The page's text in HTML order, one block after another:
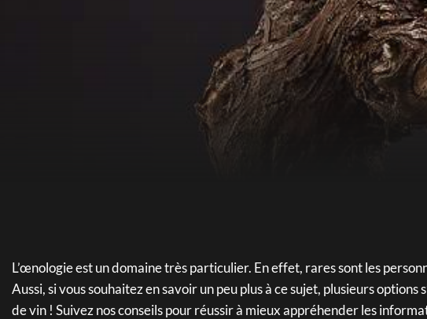
L’œnologie est un domaine très particulier. En effet, rares sont les
Aussi, si vous souhaitez en savoir un peu plus à ce sujet, plusieurs
de vin ! Suivez nos conseils pour réussir à mieux appréhender les